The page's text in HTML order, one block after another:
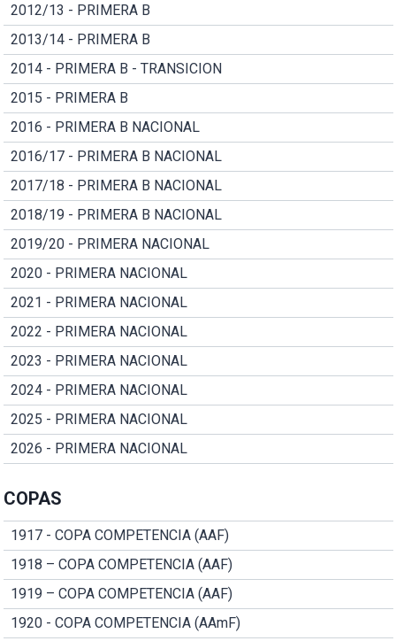
2012/13 - PRIMERA B
2013/14 - PRIMERA B
2014 - PRIMERA B - TRANSICION
2015 - PRIMERA B
2016 - PRIMERA B NACIONAL
2016/17 - PRIMERA B NACIONAL
2017/18 - PRIMERA B NACIONAL
2018/19 - PRIMERA B NACIONAL
2019/20 - PRIMERA NACIONAL
2020 - PRIMERA NACIONAL
2021 - PRIMERA NACIONAL
2022 - PRIMERA NACIONAL
2023 - PRIMERA NACIONAL
2024 - PRIMERA NACIONAL
2025 - PRIMERA NACIONAL
2026 - PRIMERA NACIONAL
COPAS
1917 - COPA COMPETENCIA (AAF)
1918 – COPA COMPETENCIA (AAF)
1919 – COPA COMPETENCIA (AAF)
1920 - COPA COMPETENCIA (AAmF)